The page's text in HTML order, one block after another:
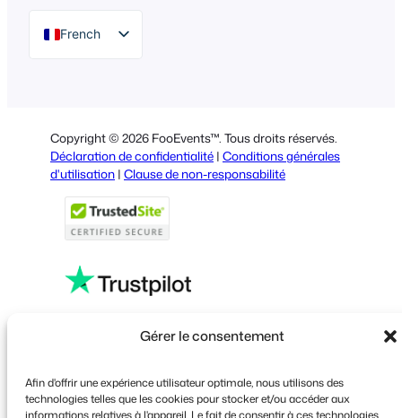
Gérer le consentement
Afin d'offrir une expérience utilisateur optimale, nous utilisons des
technologies telles que les cookies pour stocker et/ou accéder aux
informations relatives à l'appareil. Le fait de consentir à ces technologies
French
English
Spanish
Italian
Portuguese
Polish
Greek
Copyright © 2026 FooEvents™. Tous droits réservés.
Déclaration de confidentialité | Conditions générales
d'utilisation | Clause de non-responsabilité